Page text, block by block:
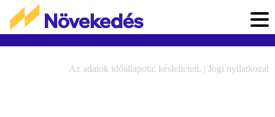
Az adatok időállapota: késleltetett. | Jogi nyilatkozat